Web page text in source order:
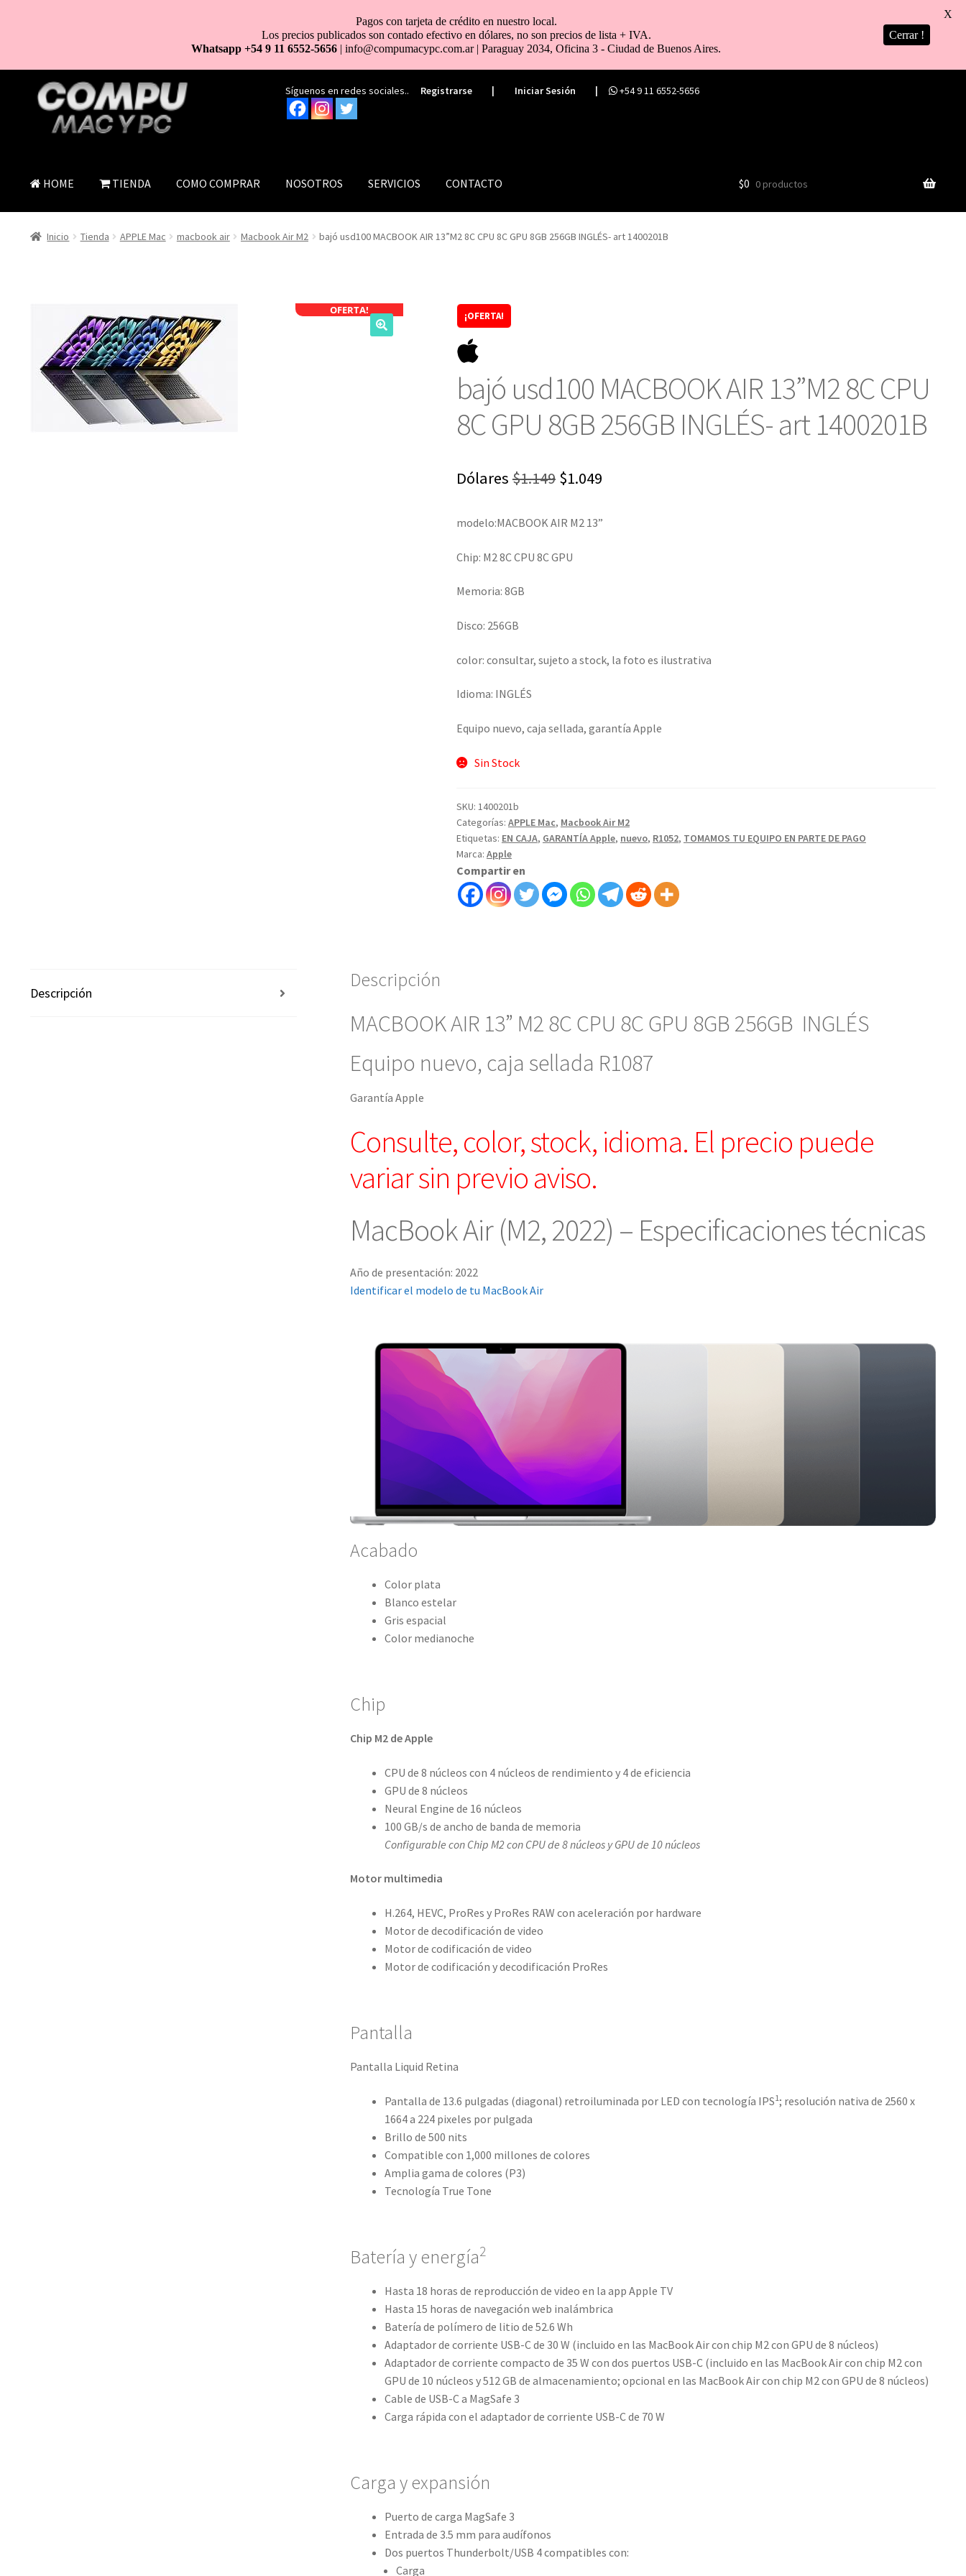
navegación
al
contenido
Síguenos en redes sociales.. Registrarse | Iniciar Sesión | +54 9 11 6552-5656
HOME TIENDA COMO COMPRAR NOSOTROS SERVICIOS CONTACTO $0 0 productos
Inicio Tienda APPLE Mac macbook air Macbook Air M2 bajó usd100 MACBOOK AIR 13”M2 8C CPU 8C GPU 8GB 256GB INGLÉS- art 1400201B
¡OFERTA!
OFERTA!
bajó usd100 MACBOOK AIR 13”M2 8C CPU
8C GPU 8GB 256GB INGLÉS- art 1400201B
Dólares $1.149 El
original
era:
$1.049El
modelo:MACBOOK AIR M2 13”
Chip: M2 8C CPU 8C GPU
Memoria: 8GB
Disco: 256GB
color: consultar, sujeto a stock, la foto es ilustrativa
Idioma: INGLÉS
Equipo nuevo, caja sellada, garantía Apple
Sin Stock
SKU: 1400201b
Categorías: APPLE Mac, Macbook Air M2
Etiquetas: EN CAJA, GARANTÍA Apple, nuevo, R1052, TOMAMOS TU EQUIPO EN PARTE DE PAGO
Marca: Apple
Compartir en
Descripción
Descripción
MACBOOK AIR 13” M2 8C CPU 8C GPU 8GB 256GB INGLÉS
Equipo nuevo, caja sellada R1087
Garantía Apple
Consulte, color, stock, idioma. El precio puede
variar sin previo aviso.
MacBook Air (M2, 2022) – Especificaciones técnicas
Año de presentación: 2022
Identificar el modelo de tu MacBook Air
Acabado
Color plata
Blanco estelar
Gris espacial
Color medianoche
Chip
Chip M2 de Apple
CPU de 8 núcleos con 4 núcleos de rendimiento y 4 de eficiencia
GPU de 8 núcleos
Neural Engine de 16 núcleos
100 GB/s de ancho de banda de memoria
Configurable con Chip M2 con CPU de 8 núcleos y GPU de 10 núcleos
Motor multimedia
H.264, HEVC, ProRes y ProRes RAW con aceleración por hardware
Motor de decodificación de video
Motor de codificación de video
Motor de codificación y decodificación ProRes
Pantalla
Pantalla Liquid Retina
Pantalla de 13.6 pulgadas (diagonal) retroiluminada por LED con tecnología IPS1; resolución nativa de 2560 x
1664 a 224 pixeles por pulgada
Brillo de 500 nits
Compatible con 1,000 millones de colores
Amplia gama de colores (P3)
Tecnología True Tone
Batería y energía2
Hasta 18 horas de reproducción de video en la app Apple TV
Hasta 15 horas de navegación web inalámbrica
Batería de polímero de litio de 52.6 Wh
Adaptador de corriente USB-C de 30 W (incluido en las MacBook Air con chip M2 con GPU de 8 núcleos)
Adaptador de corriente compacto de 35 W con dos puertos USB-C (incluido en las MacBook Air con chip M2 con
GPU de 10 núcleos y 512 GB de almacenamiento; opcional en las MacBook Air con chip M2 con GPU de 8 núcleos)
Cable de USB-C a MagSafe 3
Carga rápida con el adaptador de corriente USB-C de 70 W
Carga y expansión
Puerto de carga MagSafe 3
Entrada de 3.5 mm para audífonos
Dos puertos Thunderbolt/USB 4 compatibles con:
Carga
Pagos con tarjeta de crédito en nuestro local.
Los precios publicados son contado efectivo en dólares, no son precios de lista + IVA.
Whatsapp +54 9 11 6552-5656 | info@compumacypc.com.ar | Paraguay 2034, Oficina 3 - Ciudad de Buenos Aires.
Cerrar !
X